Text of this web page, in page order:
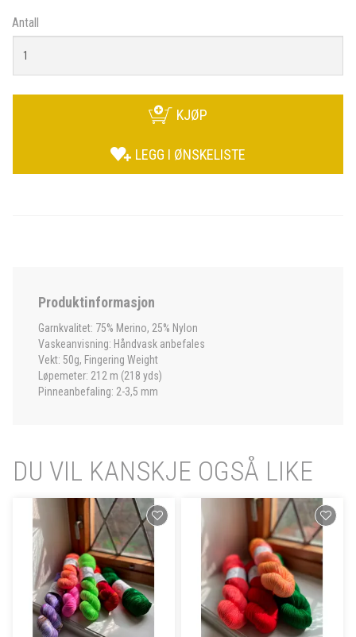
Antall
KJØP
LEGG I ØNSKELISTE
Produktinformasjon
Garnkvalitet: 75% Merino, 25% Nylon
Vaskeanvisning: Håndvask anbefales
Vekt: 50g, Fingering Weight
Løpemeter: 212 m (218 yds)
Pinneanbefaling: 2-3,5 mm
DU VIL KANSKJE OGSÅ LIKE